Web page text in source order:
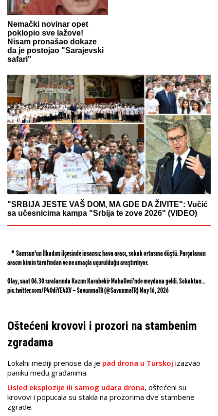
Nemački novinar opet
poklopio sve lažove!
Nisam pronašao dokaze
da je postojao "Sarajevski
safari"
"SRBIJA JESTE VAŠ DOM, MA GDE DA ŽIVITE": Vučić
sa učesnicima kampa "Srbija te zove 2026" (VIDEO)
📍 Samsun'un İlkadım ilçesinde insansız hava aracı, sokak ortasına düştü. Parçalanan
aracın kimin tarafından ve ne amaçla uçurulduğu araştırılıyor.
Olay, saat 06.30 sıralarında Kazım Karabekir Mahallesi’nde meydana geldi. Sokaktan…
pic.twitter.com/P40diYE4XV— SavunmaTR (@SavunmaTR)May 16, 2026
Oštećeni krovovi i prozori na stambenim
zgradama
Lokalni mediji prenose da je pad drona u Turskoj izazvao
paniku među građanima.
Usled eksplozije ili samog udara drona, oštećeni su
krovovi i popucala su stakla na prozorima dve stambene
zgrade.